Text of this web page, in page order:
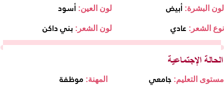
لون العين: أسود لون البشرة: أبيض
لون الشعر: بني داكن نوع الشعر: عادي
المهنة: موظفة مستوى التعليم: جامعي